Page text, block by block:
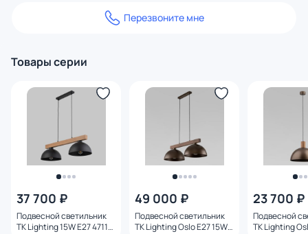
Перезвоните мне
Товары серии
37 700 ₽
Подвесной светильник
TK Lighting 15W E27 4711
49 000 ₽
Подвесной светильник
TK Lighting Oslo E27 15W
23 700 ₽
Подвесной
TK Lighting